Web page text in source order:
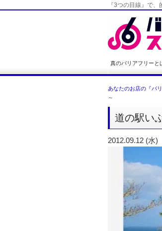
『3つの目線』で、
真のバリアフリーと
あなたのお店の『バ
～
道の駅い
2012.09.12 (水)